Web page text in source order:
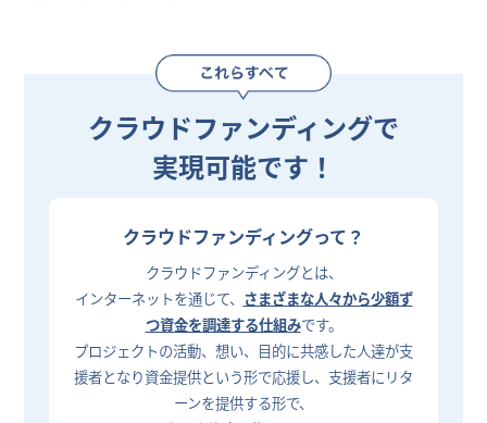
クラウドファンディングで
実現可能です！
クラウドファンディングって？
クラウドファンディングとは、
インターネットを通じて、 さまざまな人々から少額ず
つ資金を調達する仕組みです。
プロジェクトの活動、想い、目的に共感した人達が支
援者となり資金提供という形で応援し、支援者にリタ
ーンを提供する形で、